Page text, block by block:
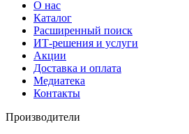
О нас
Каталог
Расширенный поиск
ИТ-решения и услуги
Акции
Доставка и оплата
Медиатека
Контакты
Производители